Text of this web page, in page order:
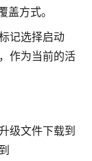
方式。
记选择启动
，作为当前的活
级文件下载到